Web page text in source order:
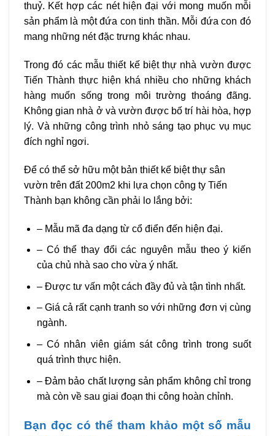
thuỷ. Kết hợp các nét hiện đại với mong muốn mỗi
sản phẩm là một đứa con tinh thần. Mỗi đứa con đó
mang những nét đặc trưng khác nhau.
Trong đó các mẫu thiết kế biệt thự nhà vườn được
Tiến Thành thực hiện khá nhiều cho những khách
hàng muốn sống trong môi trường thoáng đãng.
Không gian nhà ở và vườn được bố trí hài hòa, hợp
lý. Và những công trình nhỏ sáng tạo phục vụ mục
đích nghỉ ngơi.
Để có thể sở hữu một bản thiết kế biệt thự sân
vườn trên đất 200m2 khi lựa chọn công ty Tiến
Thành bạn không cần phải lo lắng bởi:
– Mẫu mã đa dạng từ cổ điển đến hiện đại.
– Có thể thay đổi các nguyên mẫu theo ý kiến
của chủ nhà sao cho vừa ý nhất.
– Được tư vấn một cách đầy đủ và tận tình nhất.
– Giá cả rất cạnh tranh so với những đơn vị cùng
ngành.
– Có nhân viên giám sát công trình trong suốt
quá trình thực hiện.
– Đảm bảo chất lượng sản phẩm không chỉ trong
mà còn về sau giai đoạn thi công hoàn chỉnh.
Bạn đọc có thể tham khảo một số mẫu